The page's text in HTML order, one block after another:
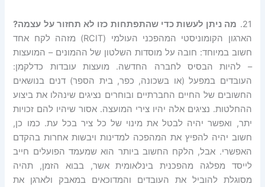
21.
מה ניתן לעשות כדי שהתפתחות כזו לא תחזור על עצמה?
הארגון הקומוניסטי המהפכני העולמי (RCIT) מזהה לקח אחד
חשוב במיוחד: חובה על מוסדות השלטון של ההמונים – המועצות
– להיות הבסיס לחברה החדשה. מועצות עובדות כדלקמן:
העובדים במפעל (או בשכונה, כפר, בית הספר) דנים בנושאים
החשובים של החיים החברתיים ובוחרים נציגים שינהלו את ביצוע
ההחלטות. נציגים אלה יהיו צירי המועצה. אסור שיהיו להם זכויות
יתר, ואפשר יהיה לבטל את מינוי של כל ציר בכל עת. כמו כן,
חשוב יהיה להפיץ את המהפכה למדינות ויבשות אחרות בהקדם
האפשרי. אבל, הלקח החשוב ביותר הוא שמעמד הפועלים חייב
לייסד מפלגה מהפכנית בינלאומית אשר, בבוא הזמן, תהיה
מסוגלת להוביל את העובדים והמדוכאים במאבק ולארגן את